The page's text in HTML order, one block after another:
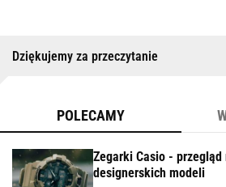
Dziękujemy za przeczytanie
POLECAMY
Zegarki Casio -
designerskich modeli